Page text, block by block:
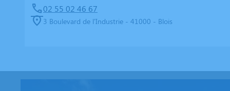
02 55 02 46 67
3 Boulevard de l'Industrie - 41000 - Blois